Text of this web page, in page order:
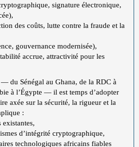
signature électronique,
des coûts, lutte contre la fraude et la
gouvernance modernisée),
accrue, attractivité pour les
du Sénégal au Ghana, de la RDC à
à l’Égypte — il est temps d’adopter
axée sur la sécurité, la rigueur et la
:
existantes,
d’intégrité cryptographique,
technologiques africains fiables